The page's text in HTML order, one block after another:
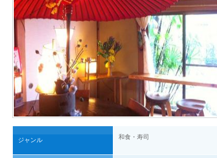
ジャンル 和食・寿司